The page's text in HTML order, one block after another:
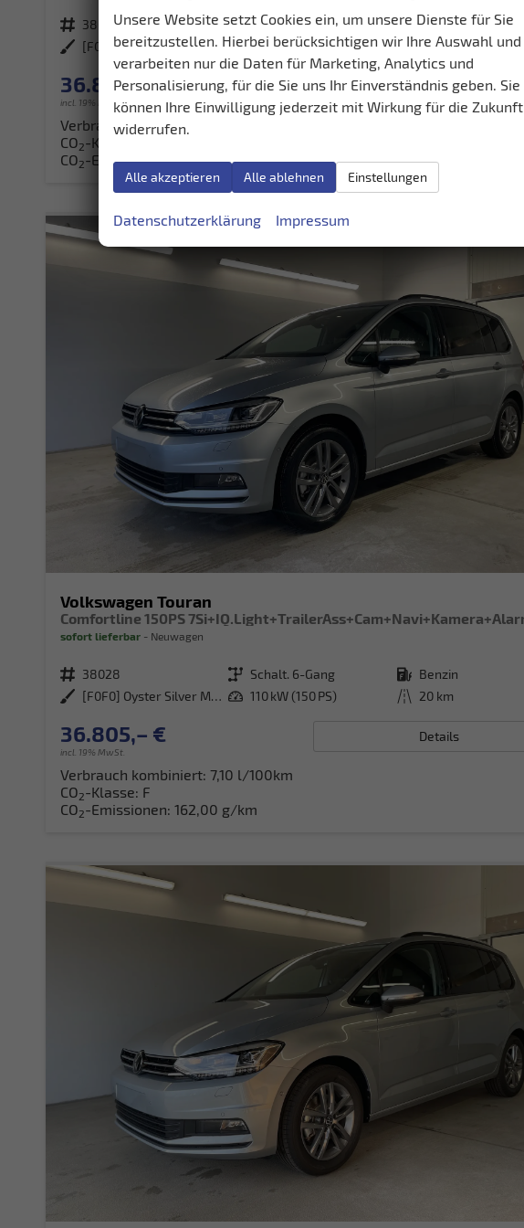
Fahrzeugnr. 38027 GetriebeSchalt. 6-Gang Kraftstoff Benzin
Außenfarbe
[F0F0] Oyster Silver Metallic Leistung 110 kW (150 PS) Kilometerstand 20 km
36.805,– €
incl. 19% MwSt.
Details
Verbrauch kombiniert:
CO2-Klasse:
CO2-Emissionen:162,00 g/km
Volkswagen Touran
sofort lieferbar Neuwagen
Fahrzeugnr. 38028 Getriebe Schalt. 6-Gang Kraftstoff Benzin
Außenfarbe
[F0F0] Oyster Silver Metallic Leistung 110 kW (150 PS) Kilometerstand 20 km
36.805,– €
incl. 19% MwSt.
Details
Verbrauch kombiniert: 7,10 l/100km
CO2-Klasse: F
CO2-Emissionen: 162,00 g/km
Unsere Website setzt Cookies ein, um unsere Dienste für Sie
bereitzustellen. Hierbei berücksichtigen wir Ihre Auswahl und
verarbeiten nur die Daten für Marketing, Analytics und
Personalisierung, für die Sie uns Ihr Einverständnis geben. Sie
können Ihre Einwilligung jederzeit mit Wirkung für die Zukunft
widerrufen.
Alle akzeptieren Alle ablehnen Einstellungen
Datenschutzerklärung Impressum